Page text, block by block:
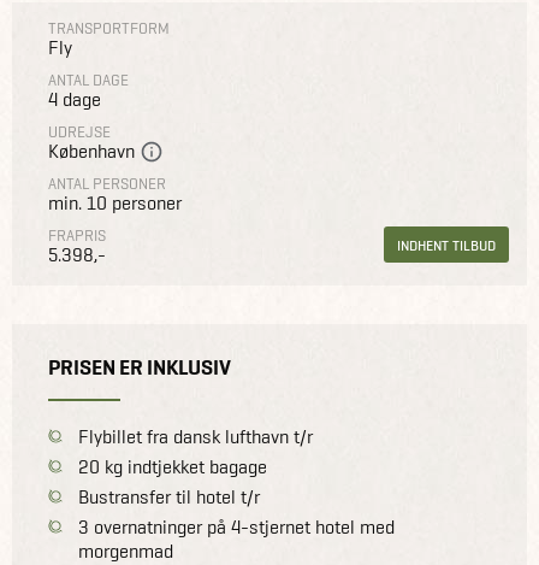
TRANSPORTFORM
Fly
ANTAL DAGE
4 dage
UDREJSE
København
ANTAL PERSONER
min. 10 personer
FRAPRIS
5.398,- INDHENT TILBUD
PRISEN ER INKLUSIV
Flybillet fra dansk lufthavn t/r
20 kg indtjekket bagage
Bustransfer til hotel t/r
3 overnatninger på 4-stjernet hotel med
morgenmad